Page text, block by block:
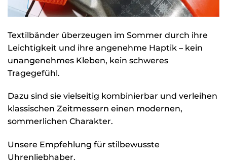
Textilbänder überzeugen im Sommer durch ihre
Leichtigkeit und ihre angenehme Haptik – kein
unangenehmes Kleben, kein schweres
Tragegefühl.
Dazu sind sie vielseitig kombinierbar und verleihen
klassischen Zeitmessern einen modernen,
sommerlichen Charakter.
Unsere Empfehlung für stilbewusste
Uhrenliebhaber.